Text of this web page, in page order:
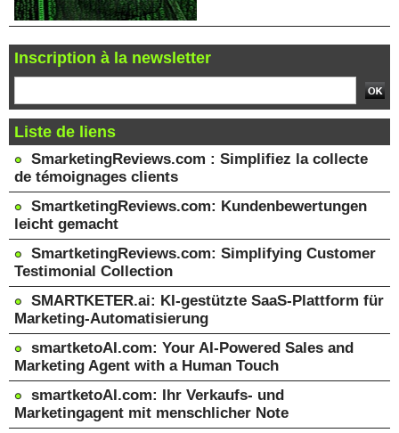
Inscription à la newsletter
Liste de liens
SmarketingReviews.com : Simplifiez la collecte
de témoignages clients
SmartketingReviews.com: Kundenbewertungen
leicht gemacht
SmartketingReviews.com: Simplifying Customer
Testimonial Collection
SMARTKETER.ai: KI-gestützte SaaS-Plattform für
Marketing-Automatisierung
smartketoAI.com: Your AI-Powered Sales and
Marketing Agent with a Human Touch
smartketoAI.com: Ihr Verkaufs- und
Marketingagent mit menschlicher Note